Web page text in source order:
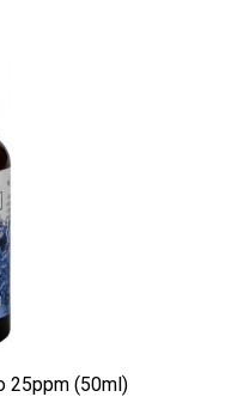
25ppm (50ml)